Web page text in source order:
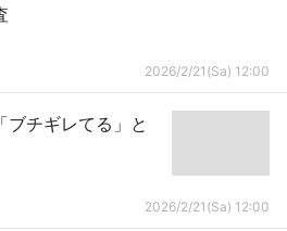
2026/2/21(Sa) 12:00
ブチギレてる」と
2026/2/21(Sa) 12:00